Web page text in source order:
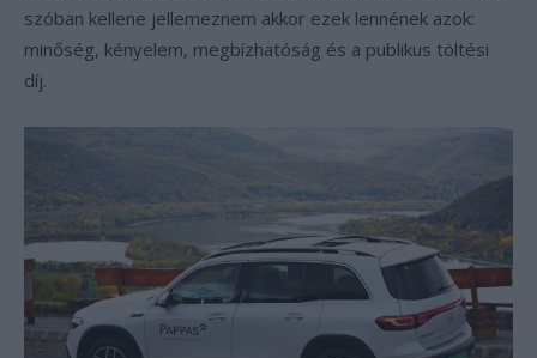
szóban kellene jellemeznem akkor ezek lennének azok:
minőség, kényelem, megbízhatóság és a publikus töltési
díj.